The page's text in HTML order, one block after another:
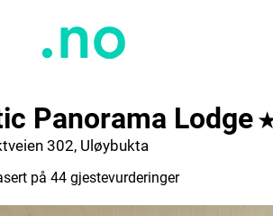
Panorama Lodge
302, Uløybukta
på 44 gjestevurderinger